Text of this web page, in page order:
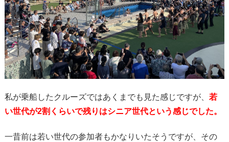
私が乗船したクルーズではあくまでも見た感じですが、 若
い世代が2割くらいで残りはシニア世代という感じでした。
一昔前は若い世代の参加者もかなりいたそうですが、その